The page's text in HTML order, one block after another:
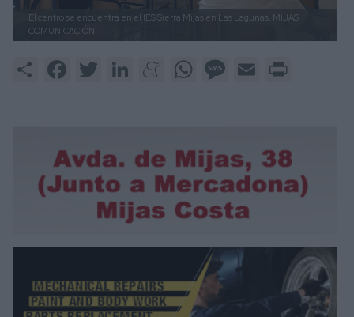
El centro se encuentra en el IES Sierra Mijas en Las Lagunas. MIJAS
COMUNICACIÓN
Share FacebookTwitter LinkedInMeneameWhatsAppMessage
Email